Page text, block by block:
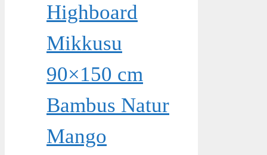
Highboard
Mikkusu
90×150 cm
Bambus Natur
Mango